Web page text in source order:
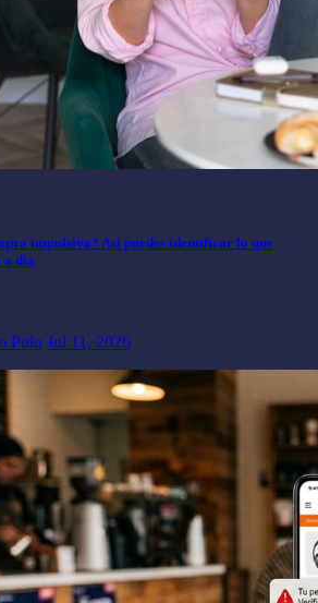
impulsiva? Así puedes identificar lo que
a día
Polo Jul 11, 2026